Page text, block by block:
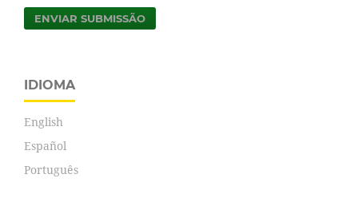
ENVIAR SUBMISSÃO
IDIOMA
English
Español
Português